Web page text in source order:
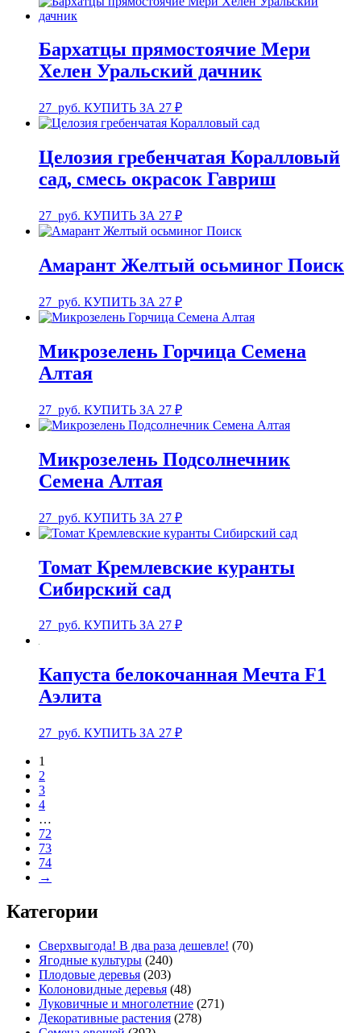
Бархатцы прямостоячие Мери
Хелен Уральский дачник
27 руб. КУПИТЬ ЗА 27 ₽
Целозия гребенчатая Коралловый
сад, смесь окрасок Гавриш
27 руб. КУПИТЬ ЗА 27 ₽
Амарант Желтый осьминог Поиск
27 руб. КУПИТЬ ЗА 27 ₽
Микрозелень Горчица Семена
Алтая
27 руб. КУПИТЬ ЗА 27 ₽
Микрозелень Подсолнечник
Семена Алтая
27 руб. КУПИТЬ ЗА 27 ₽
Томат Кремлевские куранты
Сибирский сад
27 руб. КУПИТЬ ЗА 27 ₽
Капуста белокочанная Мечта F1
Аэлита
27 руб. КУПИТЬ ЗА 27 ₽
1
2
3
4
…
72
73
74
→
Категории
Сверхвыгода! В два раза дешевле! (70)
Ягодные культуры (240)
Плодовые деревья (203)
Колоновидные деревья (48)
Луковичные и многолетние (271)
Декоративные растения (278)